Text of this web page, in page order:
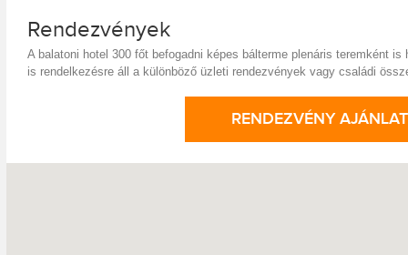
Rendezvények
A balatoni hotel 300 főt befogadni képes bálterme plenáris teremként
is rendelkezésre áll a különböző üzleti rendezvények vagy családi
RENDEZVÉNY